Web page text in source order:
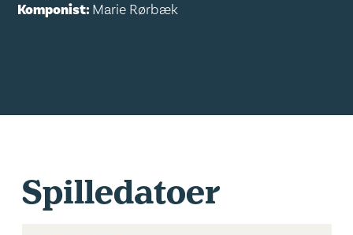
Komponist: Marie Rørbæk
Spilledatoer